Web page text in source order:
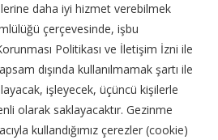
daha iyi hizmet verebilmek
çerçevesinde, işbu
Politikası ve İletişim İzni ile
dışında kullanılmamak şartı ile
işleyecek, üçüncü kişilerle
olarak saklayacaktır. Gezinme
kullandığımız çerezler (cookie)